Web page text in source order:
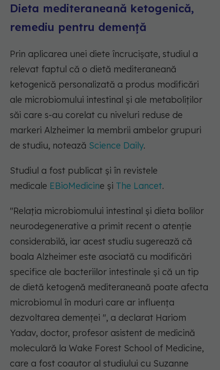
Dieta mediteraneană ketogenică,
remediu pentru demenţă
Prin aplicarea unei diete încrucişate, studiul a
relevat faptul că o dietă mediteraneană
ketogenică personalizată a produs modificări
ale microbiomului intestinal și ale metaboliților
săi care s-au corelat cu niveluri reduse de
markeri Alzheimer la membrii ambelor grupuri
de studiu, notează Science Daily.
Studiul a fost publicat şi în revistele
medicale EBioMedicine şi The Lancet.
"Relația microbiomului intestinal și dieta bolilor
neurodegenerative a primit recent o atenție
considerabilă, iar acest studiu sugerează că
boala Alzheimer este asociată cu modificări
specifice ale bacteriilor intestinale și că un tip
de dietă ketogenă mediteraneană poate afecta
microbiomul în moduri care ar influenţa
dezvoltarea demenței ", a declarat Hariom
Yadav, doctor, profesor asistent de medicină
moleculară la Wake Forest School of Medicine,
care a fost coautor al studiului cu Suzanne